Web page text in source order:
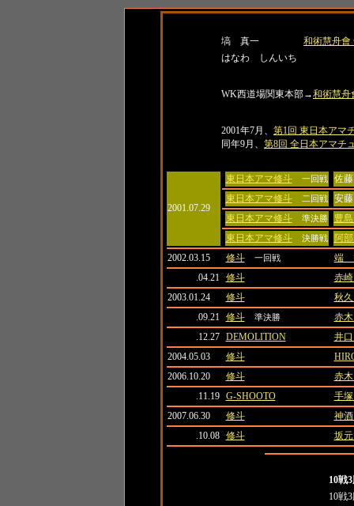
塙 真一
和術慧舟會
はなわ しんいち
WK西道場関東本部→和術慧舟
2001年7月、 第1回 東日本アマ
同年9月、 第8回 全日本アマチ
2001.07.29
東日本アマ修斗 一回戦
佐
東日本アマ修斗
二回戦
安
東日本アマ修斗
準決勝
豊
東日本アマ修斗
決勝戦
阿
2002.03.15
修斗 一回戦
端
.04.21
修斗
赤
2003.01.24
修斗
秋
.09.21
修斗 準決勝
赤
.12.27
DEMOLITION
井
2004.05.03
修斗
2006.10.20
修斗
赤
.11.19
G-SHOOTO
手
2007.06.30
修斗
神
.10.08
修斗 坂
10戦
10戦